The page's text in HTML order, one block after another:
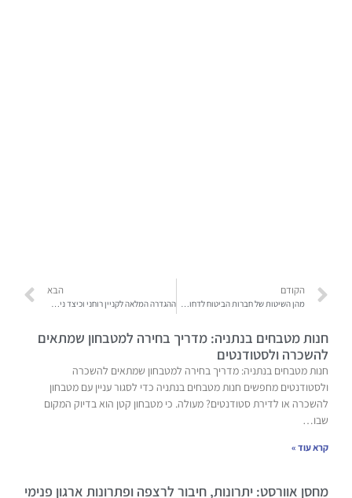
הקודם
מהן השיטות של חברות הביטוח לדחות תביעות
הבא
ההגדרה המלאה לקניין רוחני וכיצד ניתן להגן עליו
חנות מטבחים בנתניה: מדריך בחירה למטבחון שמתאים
להשכרה ולסטודנטים
חנות מטבחים בנתניה: מדריך בחירה למטבחון שמתאים להשכרה
ולסטודנטים מחפשים חנות מטבחים בנתניה כדי לסגור עניין עם מטבחון
להשכרה או לדירת סטודנטים? מעולה. כי מטבחון קטן הוא בדיוק המקום
שבו…
קרא עוד »
מחסן אוורסט: יתרונות, חיבור לרצפה ופתרונות ארגון פנימי